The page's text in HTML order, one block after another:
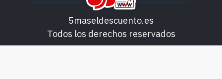
5maseldescuento.es
Todos los derechos reservados